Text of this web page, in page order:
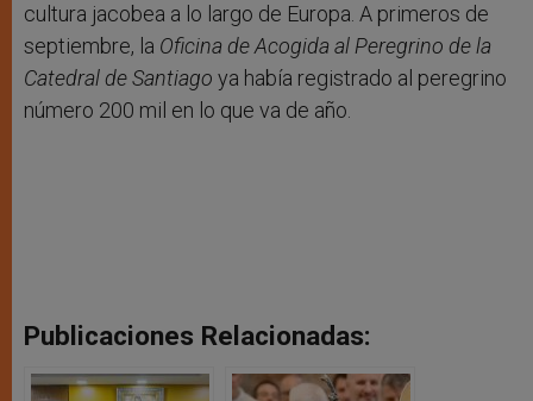
cultura jacobea a lo largo de Europa. A primeros de
septiembre, la Oficina de Acogida al Peregrino de la
Catedral de Santiago ya había registrado al peregrino
número 200 mil en lo que va de año.
Publicaciones Relacionadas: